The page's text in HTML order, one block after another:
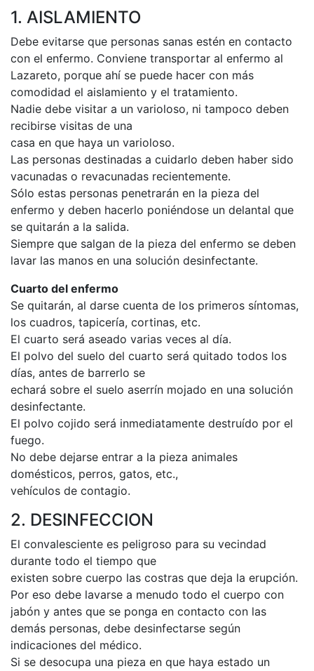
1. AISLAMIENTO
Debe evitarse que personas sanas estén en contacto
con el enfermo. Conviene transportar al enfermo al
Lazareto, porque ahí se puede hacer con más
comodidad el aislamiento y el tratamiento.
Nadie debe visitar a un varioloso, ni tampoco deben
recibirse visitas de una
casa en que haya un varioloso.
Las personas destinadas a cuidarlo deben haber sido
vacunadas o revacunadas recientemente.
Sólo estas personas penetrarán en la pieza del
enfermo y deben hacerlo poniéndose un delantal que
se quitarán a la salida.
Siempre que salgan de la pieza del enfermo se deben
lavar las manos en una solución desinfectante.
Cuarto del enfermo
Se quitarán, al darse cuenta de los primeros síntomas,
los cuadros, tapicería, cortinas, etc.
El cuarto será aseado varias veces al día.
El polvo del suelo del cuarto será quitado todos los
días, antes de barrerlo se
echará sobre el suelo aserrín mojado en una solución
desinfectante.
El polvo cojido será inmediatamente destruído por el
fuego.
No debe dejarse entrar a la pieza animales
domésticos, perros, gatos, etc.,
vehículos de contagio.
2. DESINFECCION
El convalesciente es peligroso para su vecindad
durante todo el tiempo que
existen sobre cuerpo las costras que deja la erupción.
Por eso debe lavarse a menudo todo el cuerpo con
jabón y antes que se ponga en contacto con las
demás personas, debe desinfectarse según
indicaciones del médico.
Si se desocupa una pieza en que haya estado un